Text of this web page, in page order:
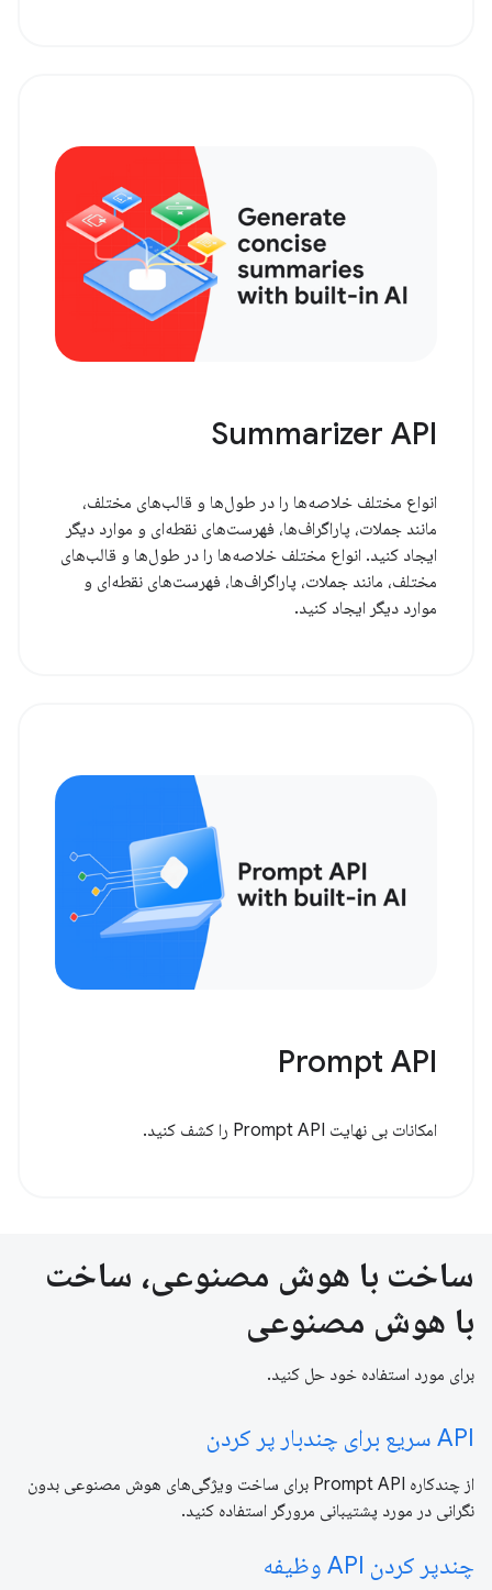
Summarizer API
انواع مختلف خلاصه‌ها را در طول‌ها و قالب‌های مختلف،
مانند جملات، پاراگراف‌ها، فهرست‌های نقطه‌ای و موارد دیگر
ایجاد کنید. انواع مختلف خلاصه‌ها را در طول‌ها و قالب‌های
مختلف، مانند جملات، پاراگراف‌ها، فهرست‌های نقطه‌ای و
موارد دیگر ایجاد کنید.
Prompt API
امکانات بی نهایت Prompt API را کشف کنید.
ساخت با هوش مصنوعی، ساخت
با هوش مصنوعی
برای مورد استفاده خود حل کنید.
API سریع برای چندبار پر کردن
از چندکاره Prompt API برای ساخت ویژگی‌های هوش مصنوعی بدون
نگرانی در مورد پشتیبانی مرورگر استفاده کنید.
چندپر کردن API وظیفه